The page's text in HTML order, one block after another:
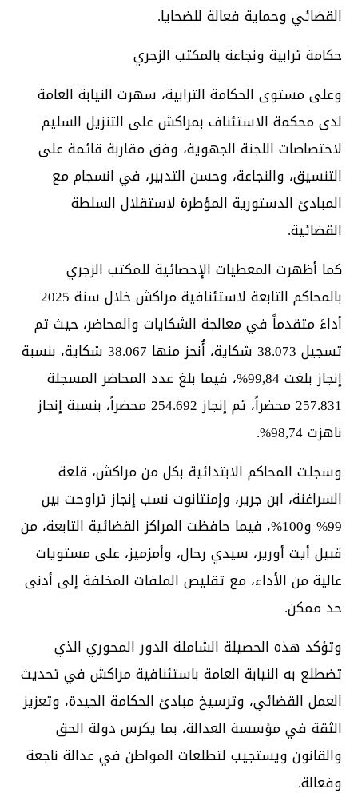
القضائي وحماية فعالة للضحايا.
حكامة ترابية ونجاعة بالمكتب الزجري
وعلى مستوى الحكامة الترابية، سهرت النيابة العامة
لدى محكمة الاستئناف بمراكش على التنزيل السليم
لاختصاصات اللجنة الجهوية، وفق مقاربة قائمة على
التنسيق، والنجاعة، وحسن التدبير، في انسجام مع
المبادئ الدستورية المؤطرة لاستقلال السلطة
القضائية.
كما أظهرت المعطيات الإحصائية للمكتب الزجري
بالمحاكم التابعة لاستئنافية مراكش خلال سنة 2025
أداءً متقدماً في معالجة الشكايات والمحاضر، حيث تم
تسجيل 38.073 شكاية، أُنجز منها 38.067 شكاية، بنسبة
إنجاز بلغت 99,84%، فيما بلغ عدد المحاضر المسجلة
257.831 محضراً، تم إنجاز 254.692 محضراً، بنسبة إنجاز
ناهزت 98,74%.
وسجلت المحاكم الابتدائية بكل من مراكش، قلعة
السراغنة، ابن جرير، وإمنتانوت نسب إنجاز تراوحت بين
99% و100%، فيما حافظت المراكز القضائية التابعة، من
قبيل أيت أورير، سيدي رحال، وأمزميز، على مستويات
عالية من الأداء، مع تقليص الملفات المخلفة إلى أدنى
حد ممكن.
وتؤكد هذه الحصيلة الشاملة الدور المحوري الذي
تضطلع به النيابة العامة باستئنافية مراكش في تحديث
العمل القضائي، وترسيخ مبادئ الحكامة الجيدة، وتعزيز
الثقة في مؤسسة العدالة، بما يكرس دولة الحق
والقانون ويستجيب لتطلعات المواطن في عدالة ناجعة
وفعالة.